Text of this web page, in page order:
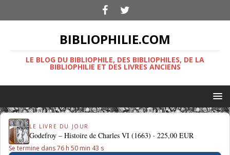
BIBLIOPHILIE.COM
LE BLOG DU BIBLIOPHILE, DES BIBLIOPHILES, DE LA
BIBLIOPHILIE ET DES LIVRES ANCIENS
LE LIVRE DU JOUR
Godefroy – Histoire de Charles VI (1663) ·225,00 EUR
Se termine dans 76 h 50 min 42 s